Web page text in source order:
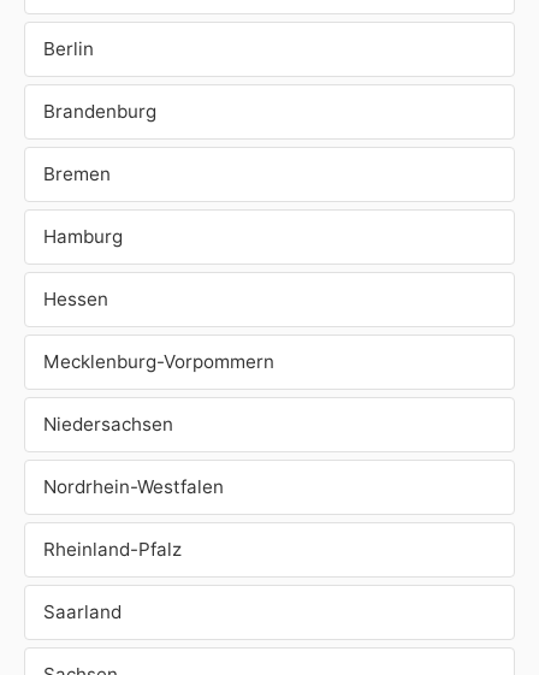
Berlin
Brandenburg
Bremen
Hamburg
Hessen
Mecklenburg-Vorpommern
Niedersachsen
Nordrhein-Westfalen
Rheinland-Pfalz
Saarland